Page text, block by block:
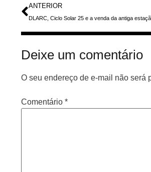
ANTERIOR
Deixe um comentário
O seu endereço de e-mail não será
Comentário *